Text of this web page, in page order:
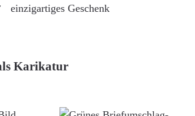
einzigartiges Geschenk
Karikatur